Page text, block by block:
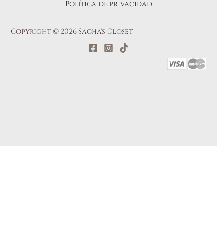
Política de privacidad
Copyright © 2026 Sacha's Closet